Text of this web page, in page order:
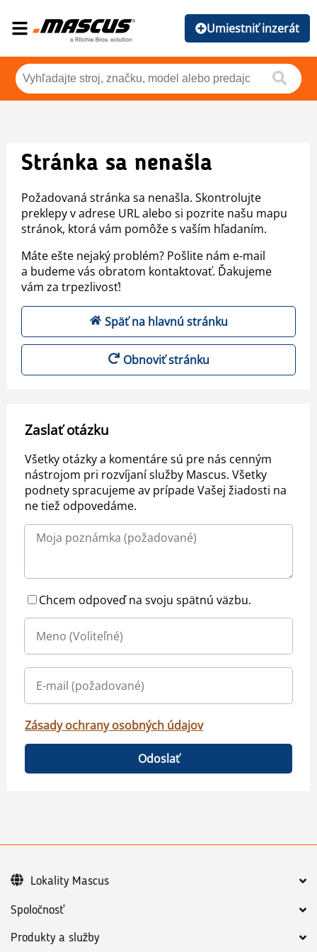
Umiestniť inzerát
Stránka sa nenašla
Požadovaná stránka sa nenašla. Skontrolujte
preklepy v adrese URL alebo si pozrite našu mapu
stránok, ktorá vám pomôže s vaším hľadaním.
Máte ešte nejaký problém? Pošlite nám e-mail
a budeme vás obratom kontaktovať. Ďakujeme
vám za trpezlivosť!
Späť na hlavnú stránku
Obnoviť stránku
Zaslať otázku
Všetky otázky a komentáre sú pre nás cenným
nástrojom pri rozvíjaní služby Mascus. Všetky
podnety spracujeme av prípade Vašej žiadosti na
ne tiež odpovedáme.
Chcem odpoveď na svoju spätnú väzbu.
Zásady ochrany osobných údajov
Odoslať
Spoločnosť
Produkty a služby
Lokality Mascus